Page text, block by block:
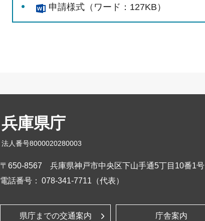
申請様式（ワード：127KB）
兵庫県庁
法人番号8000020280003
〒650-8567
兵庫県神戸市中央区下山手通5丁目10番1号
電話番号： 078-341-7711（代表）
県庁までの交通案内 庁舎案内